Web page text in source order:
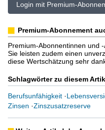
Login mit Premium-
Premium-Abonnement
Premium-Abonnentinnen und
Sie leisten zudem einen
diese Wertschätzung sehr
Schlagwörter zu diesem
Berufsunfähigkeit·
Zinsen ·Zinszusatzreserve